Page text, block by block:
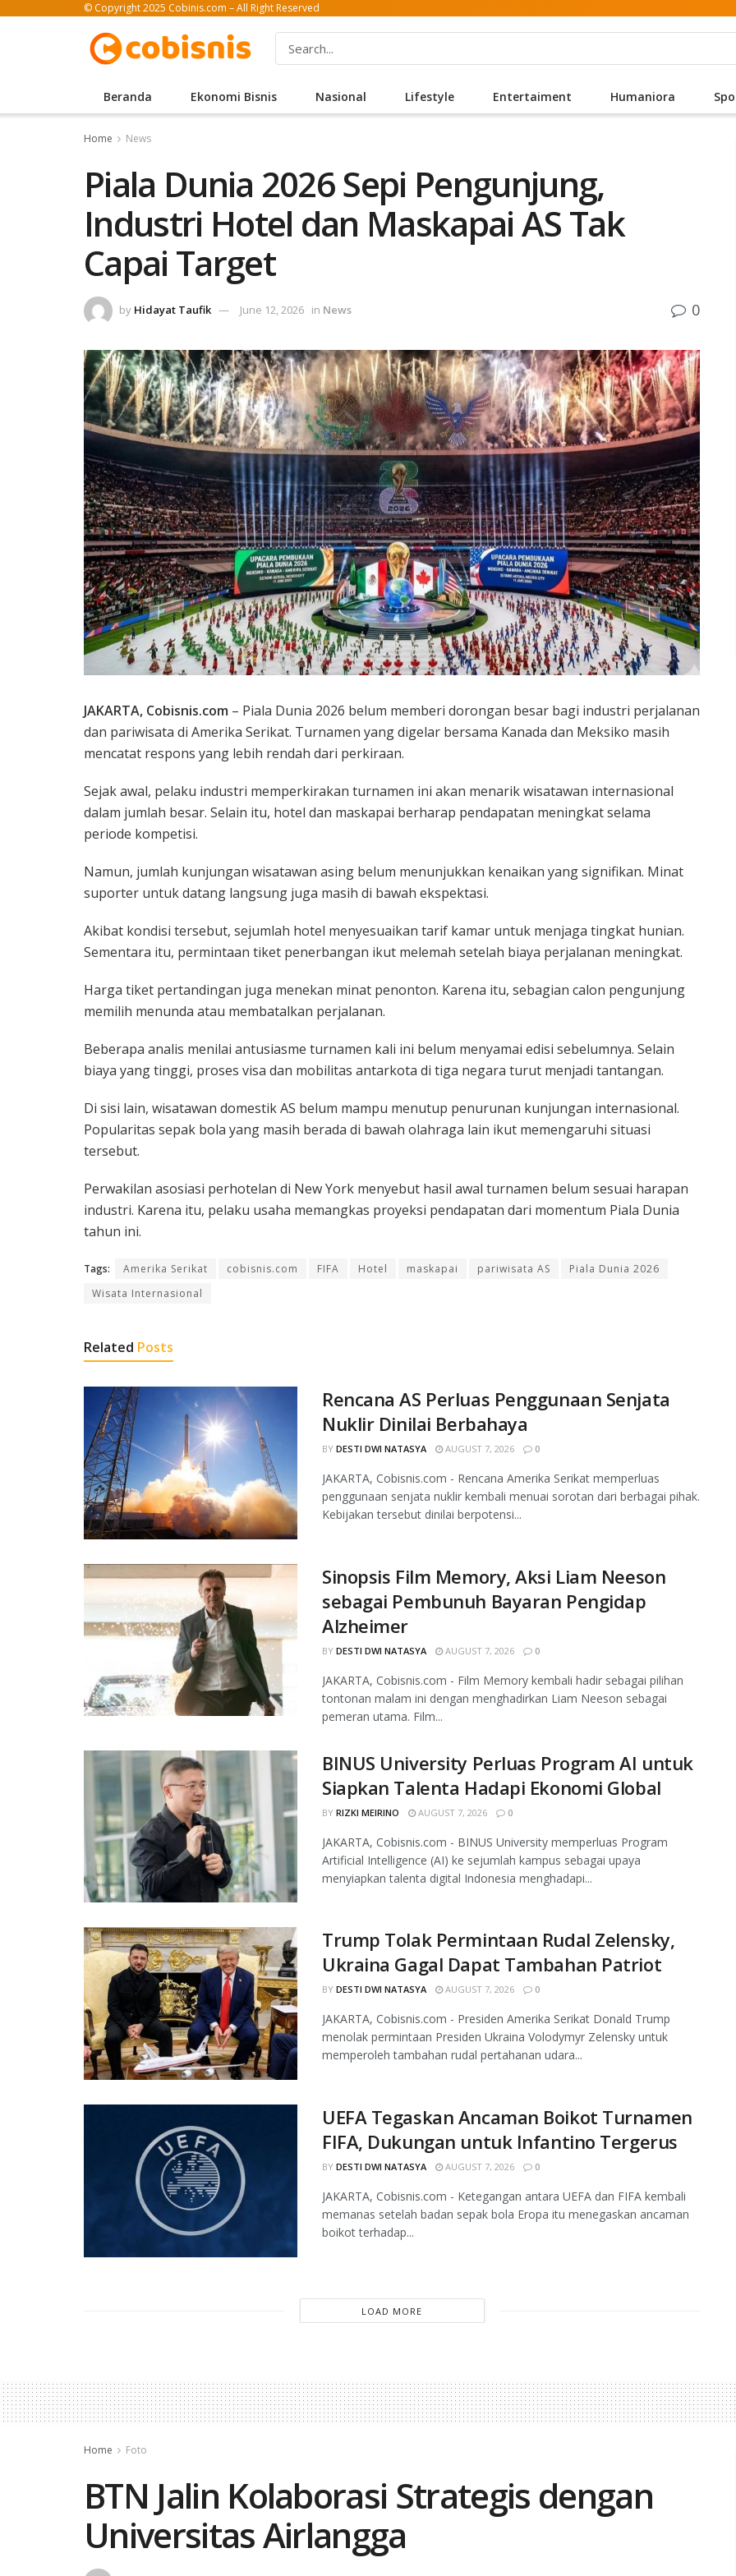
© Copyright 2025 Cobinis.com – All Right Reserved
Beranda Ekonomi Bisnis Nasional Lifestyle Entertaiment Humaniora
Home News
Piala Dunia 2026 Sepi Pengunjung,
Industri Hotel dan Maskapai AS Tak
Capai Target
by Hidayat Taufik June 12, 2026 in News 0
JAKARTA, Cobisnis.com – Piala Dunia 2026 belum memberi dorongan besar bagi industri perjalanan
dan pariwisata di Amerika Serikat. Turnamen yang digelar bersama Kanada dan Meksiko masih
mencatat respons yang lebih rendah dari perkiraan.
Sejak awal, pelaku industri memperkirakan turnamen ini akan menarik wisatawan internasional
dalam jumlah besar. Selain itu, hotel dan maskapai berharap pendapatan meningkat selama
periode kompetisi.
Namun, jumlah kunjungan wisatawan asing belum menunjukkan kenaikan yang signifikan. Minat
suporter untuk datang langsung juga masih di bawah ekspektasi.
Akibat kondisi tersebut, sejumlah hotel menyesuaikan tarif kamar untuk menjaga tingkat hunian.
Sementara itu, permintaan tiket penerbangan ikut melemah setelah biaya perjalanan meningkat.
Harga tiket pertandingan juga menekan minat penonton. Karena itu, sebagian calon pengunjung
memilih menunda atau membatalkan perjalanan.
Beberapa analis menilai antusiasme turnamen kali ini belum menyamai edisi sebelumnya. Selain
biaya yang tinggi, proses visa dan mobilitas antarkota di tiga negara turut menjadi tantangan.
Di sisi lain, wisatawan domestik AS belum mampu menutup penurunan kunjungan internasional.
Popularitas sepak bola yang masih berada di bawah olahraga lain ikut memengaruhi situasi
tersebut.
Perwakilan asosiasi perhotelan di New York menyebut hasil awal turnamen belum sesuai harapan
industri. Karena itu, pelaku usaha memangkas proyeksi pendapatan dari momentum Piala Dunia
tahun ini.
Tags: Amerika Serikat cobisnis.com FIFA Hotel maskapai pariwisata AS
Piala Dunia 2026
Wisata Internasional
Related Posts
Rencana AS Perluas Penggunaan Senjata
Nuklir Dinilai Berbahaya
BY DESTI DWI NATASYA AUGUST 7, 2026 0
JAKARTA, Cobisnis.com - Rencana Amerika Serikat memperluas
penggunaan senjata nuklir kembali menuai sorotan dari berbagai pihak.
Kebijakan tersebut dinilai berpotensi...
Sinopsis Film Memory, Aksi Liam Neeson
sebagai Pembunuh Bayaran Pengidap
Alzheimer
BY DESTI DWI NATASYA AUGUST 7, 2026 0
JAKARTA, Cobisnis.com - Film Memory kembali hadir sebagai pilihan
tontonan malam ini dengan menghadirkan Liam Neeson sebagai
pemeran utama. Film...
BINUS University Perluas Program AI untuk
Siapkan Talenta Hadapi Ekonomi Global
BY RIZKI MEIRINO AUGUST 7, 2026 0
JAKARTA, Cobisnis.com - BINUS University memperluas Program
Artificial Intelligence (AI) ke sejumlah kampus sebagai upaya
menyiapkan talenta digital Indonesia menghadapi...
Trump Tolak Permintaan Rudal Zelensky,
Ukraina Gagal Dapat Tambahan Patriot
BY DESTI DWI NATASYA AUGUST 7, 2026 0
JAKARTA, Cobisnis.com - Presiden Amerika Serikat Donald Trump
menolak permintaan Presiden Ukraina Volodymyr Zelensky untuk
memperoleh tambahan rudal pertahanan udara...
UEFA Tegaskan Ancaman Boikot Turnamen
FIFA, Dukungan untuk Infantino Tergerus
BY DESTI DWI NATASYA AUGUST 7, 2026 0
JAKARTA, Cobisnis.com - Ketegangan antara UEFA dan FIFA kembali
memanas setelah badan sepak bola Eropa itu menegaskan ancaman
boikot terhadap...
LOAD MORE
Home Foto
BTN Jalin Kolaborasi Strategis dengan
Universitas Airlangga